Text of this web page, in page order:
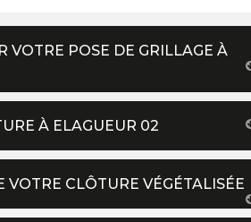
VOTRE POSE DE GRILLAGE À
À ELAGUEUR 02
VOTRE CLÔTURE VÉGÉTALISÉE